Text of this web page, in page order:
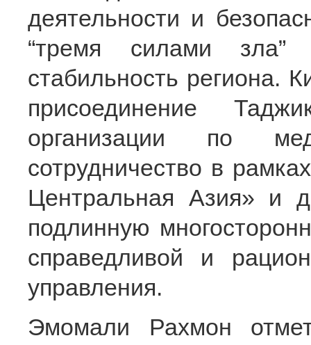
деятельности и
“тремя силами зла”
стабильность региона.
присоединение
организации по
сотрудничество в
Центральная Азия» и
подлинную
справедливой и
управления.
Эмомали Рахмон